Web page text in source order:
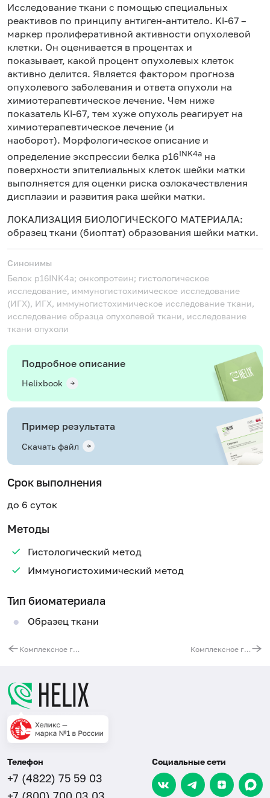
Исследование ткани с помощью специальных
реактивов по принципу антиген-антитело. Ki-67 –
маркер пролиферативной активности опухолевой
клетки. Он оценивается в процентах и
показывает, какой процент опухолевых клеток
активно делится. Является фактором прогноза
опухолевого заболевания и ответа опухоли на
химиотерапевтическое лечение. Чем ниже
показатель Ki-67, тем хуже опухоль реагирует на
химиотерапевтическое лечение (и
наоборот). Морфологическое описание и
определение экспрессии белка p16INK4a на
поверхности эпителиальных клеток шейки матки
выполняется для оценки риска озлокачествления
дисплазии и развития рака шейки матки.
ЛОКАЛИЗАЦИЯ БИОЛОГИЧЕСКОГО МАТЕРИАЛА:
образец ткани (биоптат) образования шейки матки.
Синонимы
Белок p16INK4a; онкопротеин; гистологическое
исследование, иммуногистохимическое исследование
(ИГХ), ИГХ, иммуногистохимическое исследование ткани,
исследование образца опухолевой ткани, исследование
ткани опухоли
Подробное описание
Helixbook
Пример результата
Скачать файл
Срок выполнения
до 6 суток
Методы
Гистологический метод
Иммуногистохимический метод
Тип биоматериала
Образец ткани
Комплексное гистологическое и иммуногистохимическое исследование с определением рецепторного статуса прогестерона и эстрогена Комплексное гистологическое и иммуногистохимическое исследование с применением необходимых иммуногистохимических окрасок для определения: иммунофенотипа опухоли (в том числе при лимфопролиферативных заболеваниях); гистогенеза метастазов при неустановленном первичном очаге; возможности проведения таргетной терапии и т.д.
Телефон
+7 (4822) 75 59 03
Социальные сети